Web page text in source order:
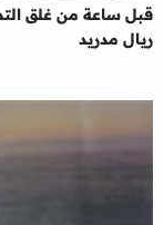
قبل ساعة من غلق
ريال مدريد